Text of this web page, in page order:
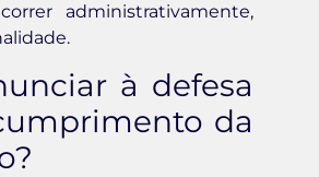
administrativamente,
à defesa
da